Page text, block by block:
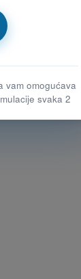
vam omogućava
svaka 2